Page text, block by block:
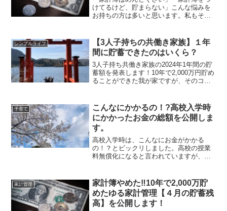
けてるけど、貯まらない」こんな悩みを
お持ちの方は多いと思います。私もそう
前、月に１回残高を管理する『残高管理
法』に変えたことで貯蓄...
シンプルライフ
【3人子持ちの共働き家族】１年
間に貯蓄できたのはいくら？
3人子持ち共働き家族の2024年1年間の貯
蓄額を発表します！10年で2,000万円貯め
ることができた我が家ですが、そのコツ
でした！！金融広報委員会の調...
子育て
こんなにかかるの！?高校入学時
にかかったお金の総額を公開しま
す。
高校入学時は、こんなにお金がかかる
の！？とビックリしました。高校の授業
料無償化になると言われていますが、授
時にかかったお金を紹介します。ちなみ
に、私立高校ではもっとかか...
家計管理
家計簿やめた‼10年で2,000万貯
めたゆる家計管理【４月の貯蓄残
高】を公開します！